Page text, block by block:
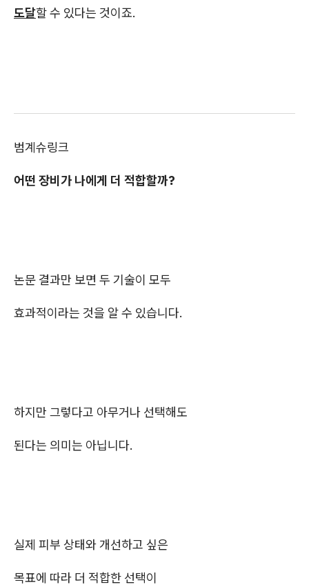
도달할 수 있다는 것이죠.
범계슈링크
어떤 장비가 나에게 더 적합할까?
논문 결과만 보면 두 기술이 모두
효과적이라는 것을 알 수 있습니다.
하지만 그렇다고 아무거나 선택해도
된다는 의미는 아닙니다.
실제 피부 상태와 개선하고 싶은
목표에 따라 더 적합한 선택이